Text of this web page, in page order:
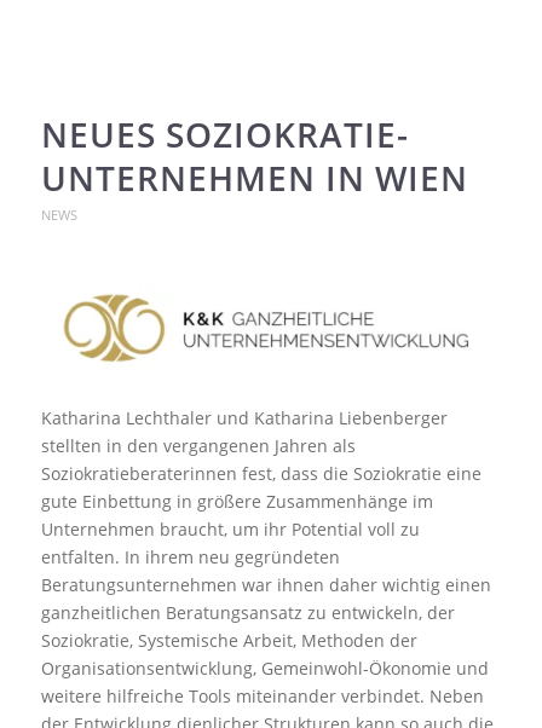
NEUES SOZIOKRATIE-
UNTERNEHMEN IN WIEN
NEWS
Katharina Lechthaler und Katharina Liebenberger
stellten in den vergangenen Jahren als
Soziokratieberaterinnen fest, dass die Soziokratie eine
gute Einbettung in größere Zusammenhänge im
Unternehmen braucht, um ihr Potential voll zu
entfalten. In ihrem neu gegründeten
Beratungsunternehmen war ihnen daher wichtig einen
ganzheitlichen Beratungsansatz zu entwickeln, der
Soziokratie, Systemische Arbeit, Methoden der
Organisationsentwicklung, Gemeinwohl-Ökonomie und
weitere hilfreiche Tools miteinander verbindet. Neben